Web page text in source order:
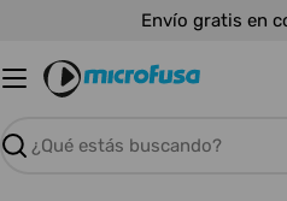
contenido
Envío gratis en
Buscar